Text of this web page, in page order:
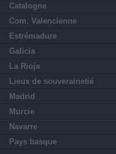
Catalogne
Com. Valencienne
Estrémadure
Galicia
La Rioja
Lieux de souverainetié
Madrid
Murcie
Navarre
Pays basque